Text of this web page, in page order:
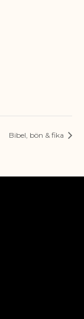
Bibel, bön & fika